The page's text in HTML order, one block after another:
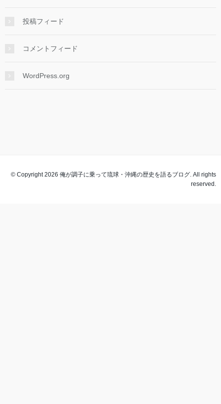
投稿フィード
コメントフィード
WordPress.org
© Copyright 2026 俺が調子に乗って琉球・沖縄の歴史を語るブログ. All rights
reserved.